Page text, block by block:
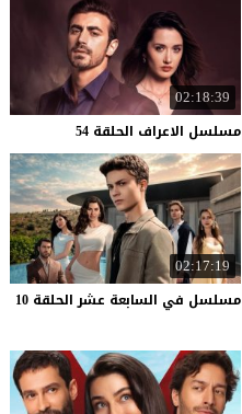
02:18:39
مسلسل الاعراف الحلقة 54
02:17:19
مسلسل في السابعة عشر الحلقة 10